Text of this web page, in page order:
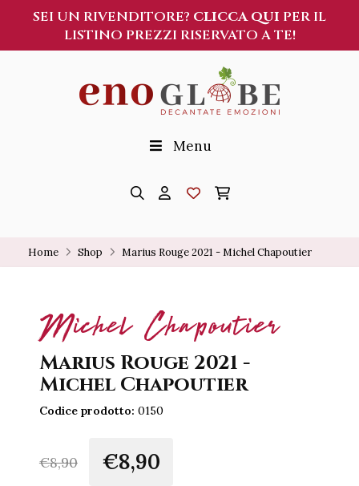
SEI UN RIVENDITORE? CLICCA QUI PER IL
LISTINO PREZZI RISERVATO A TE!
Menu
Home Shop Marius Rouge 2021 - Michel Chapoutier
Michel Chapoutier
Marius Rouge 2021 -
Michel Chapoutier
Codice prodotto: 0150
€8,90 €8,90